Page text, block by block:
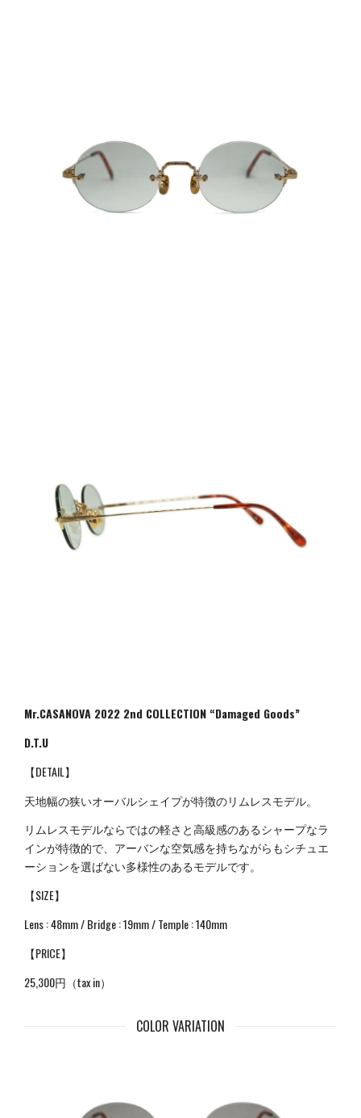
Mr.CASANOVA 2022 2nd COLLECTION “Damaged Goods”
D.T.U
【DETAIL】
天地幅の狭いオーバルシェイプが特徴のリムレスモデル。
リムレスモデルならではの軽さと高級感のあるシャープなラ
インが特徴的で、アーバンな空気感を持ちながらもシチュエ
ーションを選ばない多様性のあるモデルです。
【SIZE】
Lens : 48mm / Bridge : 19mm / Temple : 140mm
【PRICE】
25,300円（tax in）
COLOR VARIATION